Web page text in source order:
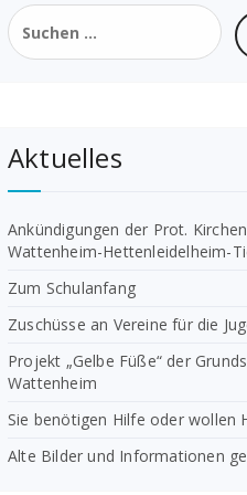
Suchen
nach:
Aktuelles
Ankündigungen der Prot.
Wattenheim-Hettenleidelheim-
Zum Schulanfang
Zuschüsse an Vereine für die
Projekt „Gelbe Füße“ der
Wattenheim
Sie benötigen Hilfe oder wollen
Alte Bilder und Informationen